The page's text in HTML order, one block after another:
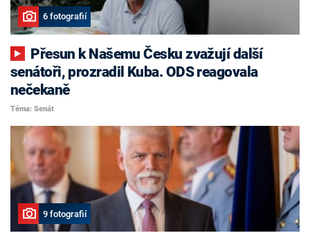
6 fotografií
senátoři, prozradil Kuba. ODS reagovala
nečekaně
Téma: Senát
9 fotografií